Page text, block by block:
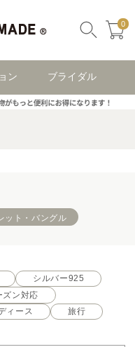
0
ン ブライダル
ット・バングル
シルバー925
ズン対応
ィース 旅行